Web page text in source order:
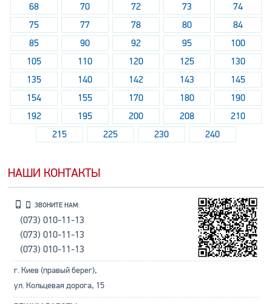
68
70 72 73
74
75
77 78 80
84
85
90 92 95
100
105
110 120 125
130
135
140 142 143
145
154
155 170 180
190
192
195 200 208
210
215
225 230 240
НАШИ КОНТАКТЫ
ЗВОНИТЕ НАМ:
(073) 010-11-13
(073) 010-11-13
(073) 010-11-13
г. Киев (правый берег),
ул. Кольцевая дорога, 15